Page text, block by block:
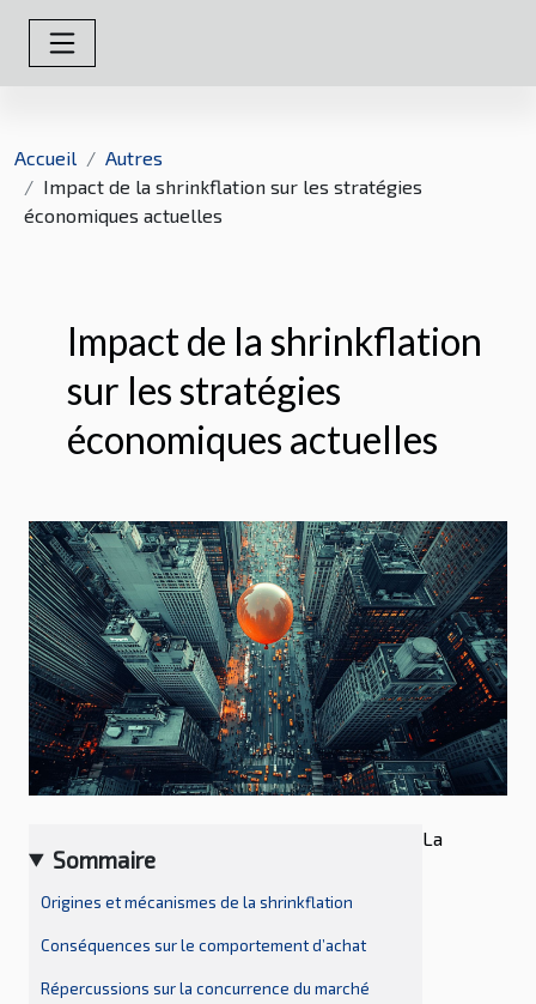
Accueil
Autres
Impact de la shrinkflation sur les stratégies
économiques actuelles
Impact de la shrinkflation
sur les stratégies
économiques actuelles
Sommaire
Origines et mécanismes de la shrinkflation
Conséquences sur le comportement d’achat
Répercussions sur la concurrence du marché
La